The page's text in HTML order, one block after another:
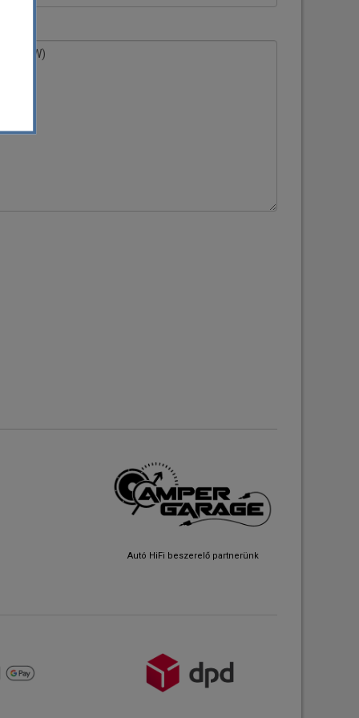
Autó HiFi beszerelő partnerünk